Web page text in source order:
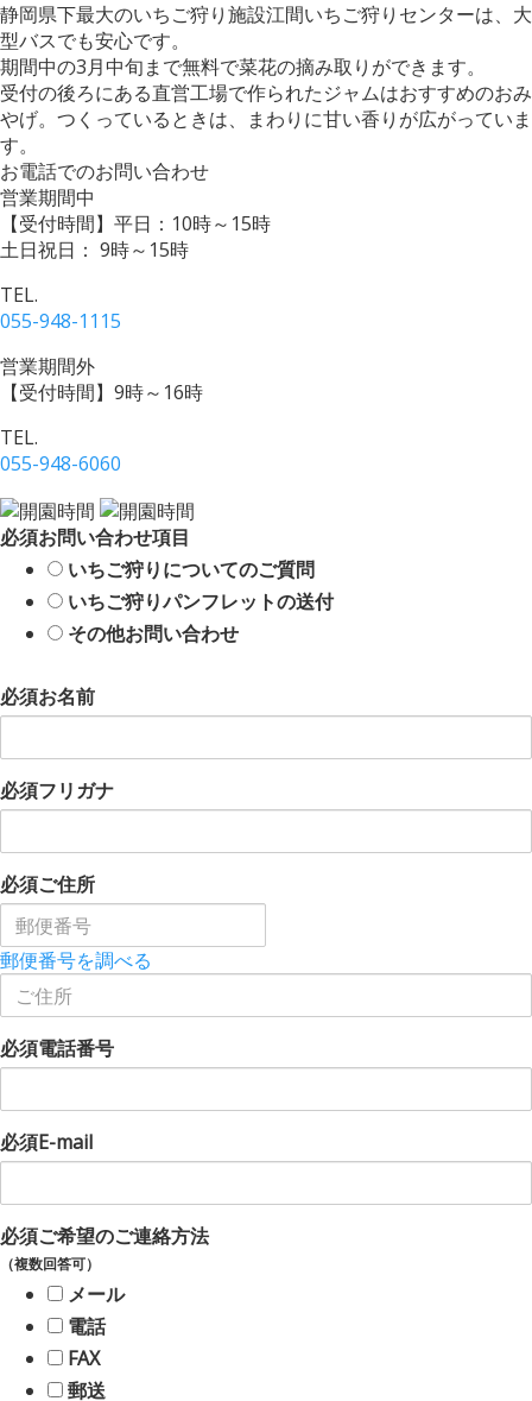
静岡県下最大のいちご狩り施設江間いちご狩りセンターは、大
型バスでも安心です。
期間中の3月中旬まで無料で菜花の摘み取りができます。
受付の後ろにある直営工場で作られたジャムはおすすめのおみ
やげ。つくっているときは、まわりに甘い香りが広がっていま
す。
お電話でのお問い合わせ
営業期間中
【受付時間】平日：10時～15時
土日祝日： 9時～15時
TEL.
055-948-1115
営業期間外
【受付時間】9時～16時
TEL.
055-948-6060
必須お問い合わせ項目
いちご狩りについてのご質問
いちご狩りパンフレットの送付
その他お問い合わせ
必須お名前
必須フリガナ
必須ご住所
郵便番号を調べる
必須電話番号
必須E-mail
必須ご希望のご連絡方法
（複数回答可）
メール
電話
FAX
郵送